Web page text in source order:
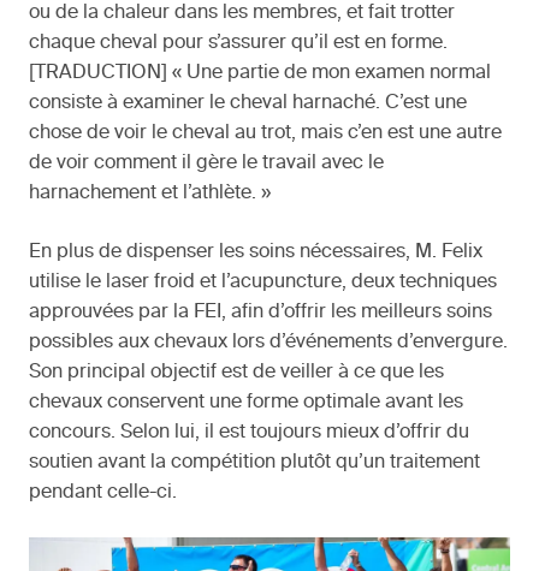
ou de la chaleur dans les membres, et fait trotter
chaque cheval pour s’assurer qu’il est en forme.
[TRADUCTION] « Une partie de mon examen normal
consiste à examiner le cheval harnaché. C’est une
chose de voir le cheval au trot, mais c’en est une autre
de voir comment il gère le travail avec le
harnachement et l’athlète. »
En plus de dispenser les soins nécessaires, M. Felix
utilise le laser froid et l’acupuncture, deux techniques
approuvées par la FEI, afin d’offrir les meilleurs soins
possibles aux chevaux lors d’événements d’envergure.
Son principal objectif est de veiller à ce que les
chevaux conservent une forme optimale avant les
concours. Selon lui, il est toujours mieux d’offrir du
soutien avant la compétition plutôt qu’un traitement
pendant celle-ci.